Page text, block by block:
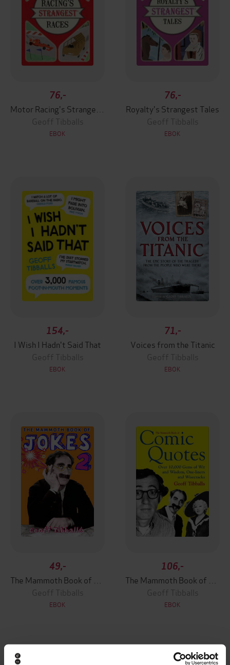
76,-
Geoff Tibballs
EBOK
76,-
Royalty's Strangest Tales
Geoff Tibballs
EBOK
154,-
I Wish I Hadn't Said That
Geoff Tibballs
EBOK
71,-
Voices from the Titanic
Geoff Tibballs
EBOK
49,-
Geoff Tibballs
EBOK
106,-
Geoff Tibballs
EBOK